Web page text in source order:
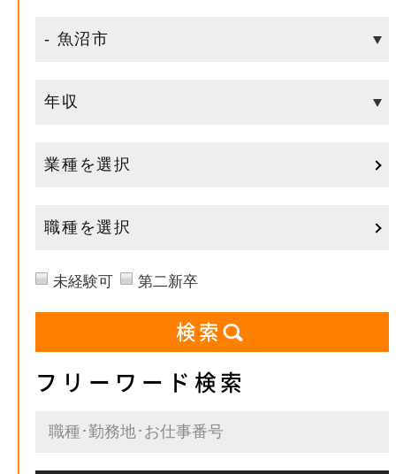
業種を選択
職種を選択
未経験可 第二新卒
フリーワード検索